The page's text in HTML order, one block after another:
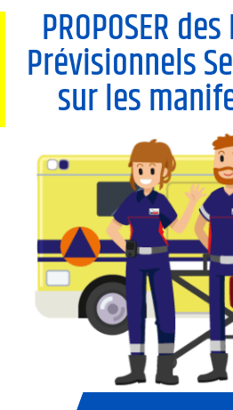
PROPOSER
Prévisionnels
sur les